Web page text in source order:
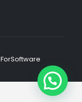
ForSoftware